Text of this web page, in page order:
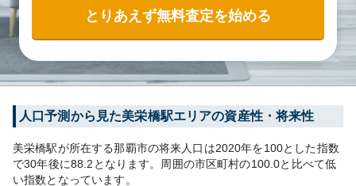
とりあえず無料査定を始める
人口予測から見た美栄橋駅エリアの資産性・将来性
美栄橋駅が所在する那覇市の将来人口は2020年を100とした指数
で30年後に88.2 となります。 周囲の市区町村の100.0と比べて低
い指数となっています。